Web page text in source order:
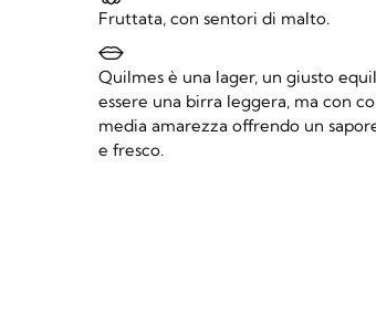
Fruttata, con sentori di malto.
Quilmes è una lager, un giusto
essere una birra leggera, ma con
media amarezza offrendo un
e fresco.